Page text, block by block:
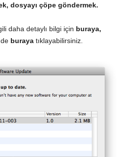
dosyayı çöpe göndermek.
daha detaylı bilgi için buraya,
buraya tıklayabilirsiniz.